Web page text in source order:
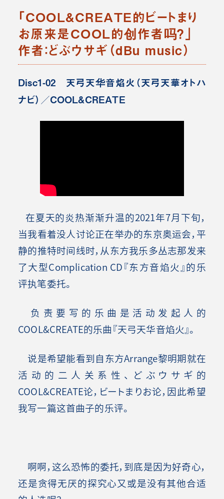
「COOL&CREATE的ビートまり
お原来是COOL的创作者吗？」
作者：どぶウサギ（dBu music）
Disc1-02 天弓天华音焰火（天弓天華オトハ
ナビ）／COOL&CREATE
在夏天的炎热渐渐升温的2021年7月下旬，
当我看着没人讨论正在举办的东京奥运会，平
静的推特时间线时，从东方我乐多丛志那发来
了大型Complication CD『东方音焰火』的乐
评执笔委托。
负责要写的乐曲是活动发起人的
COOL&CREATE的乐曲『天弓天华音焰火』。
说是希望能看到自东方Arrange黎明期就在
活动的二人关系性、どぶウサギ的
COOL&CREATE论，ビートまりお论，因此希望
我写一篇这首曲子的乐评。
啊啊，这么恐怖的委托，到底是因为好奇心，
还是贪得无厌的探究心又或是没有其他合适